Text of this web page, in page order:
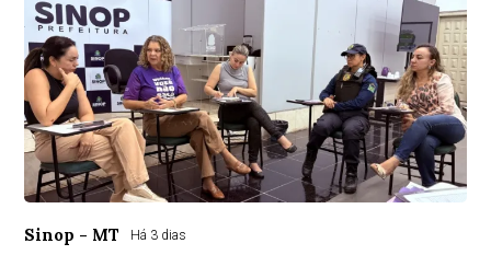
Sinop - MT Há 3 dias